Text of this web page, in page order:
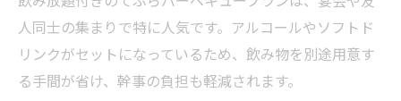
人同士の集まりで特に人気です。アルコールやソフトド
リンクがセットになっているため、飲み物を別途用意す
る手間が省け、幹事の負担も軽減されます。